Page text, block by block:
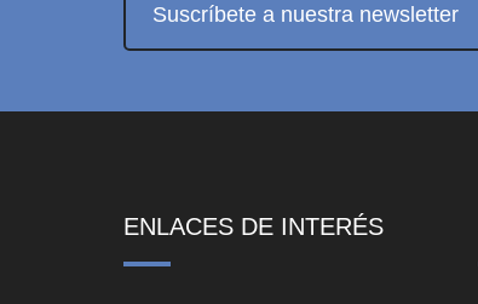
Suscríbete a nuestra newsletter
ENLACES DE INTERÉS